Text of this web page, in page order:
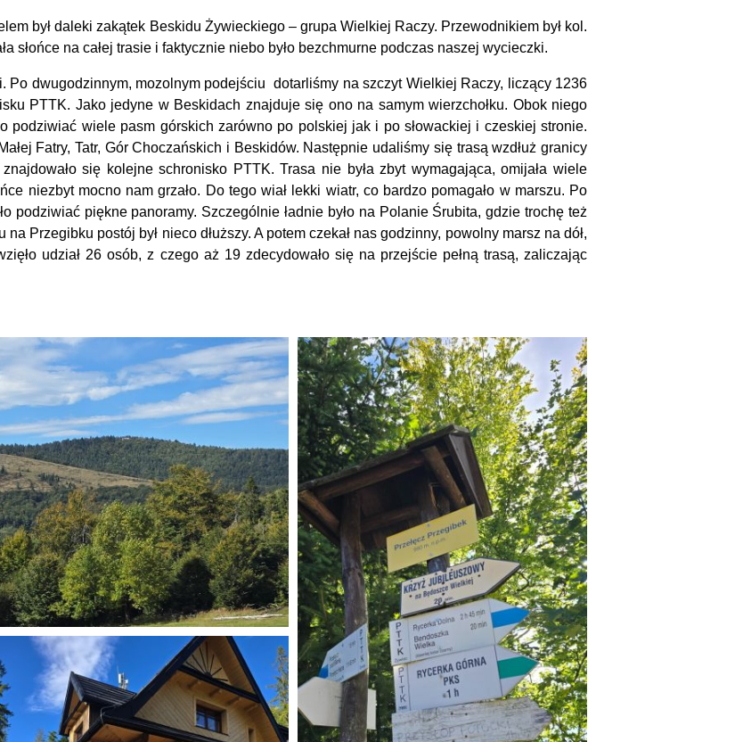
był daleki zakątek Beskidu Żywieckiego – grupa Wielkiej Raczy. Przewodnikiem był kol.
słońce na całej trasie i faktycznie niebo było bezchmurne podczas naszej wycieczki.
Po dwugodzinnym, mozolnym podejściu
dotarliśmy na szczyt Wielkiej Raczy, liczący 1236
PTTK. Jako jedyne w Beskidach znajduje się ono na samym wierzchołku. Obok niego
podziwiać wiele pasm górskich zarówno po polskiej jak i po słowackiej i czeskiej stronie.
Fatry, Tatr, Gór Choczańskich i Beskidów. Następnie udaliśmy się trasą wzdłuż granicy
się kolejne schronisko PTTK. Trasa nie była zbyt wymagająca, omijała wiele
niezbyt mocno nam grzało. Do tego wiał lekki wiatr, co bardzo pomagało w marszu. Po
podziwiać piękne panoramy. Szczególnie ładnie było na Polanie Śrubita, gdzie trochę też
Przegibku postój był nieco dłuższy. A potem czekał nas godzinny, powolny marsz na dół,
udział 26 osób, z czego aż 19 zdecydowało się na przejście pełną trasą, zaliczając